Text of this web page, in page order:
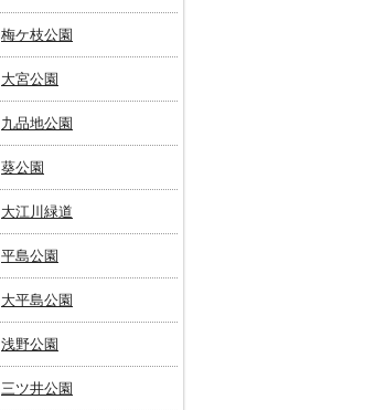
梅ケ枝公園
大宮公園
九品地公園
葵公園
大江川緑道
平島公園
大平島公園
浅野公園
三ツ井公園